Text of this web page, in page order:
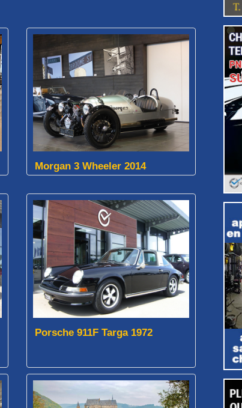
Morgan 3 Wheeler 2014
Porsche 911F Targa 1972